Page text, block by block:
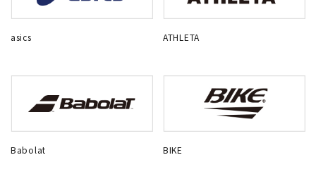
asics ATHLETA
Babolat BIKE